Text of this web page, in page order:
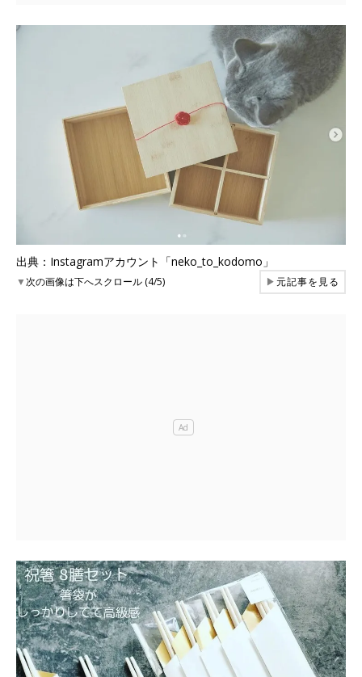
出典：Instagramアカウント「neko_to_kodomo」
▼次の画像は下へスクロール (4/5) ▶元記事を見る